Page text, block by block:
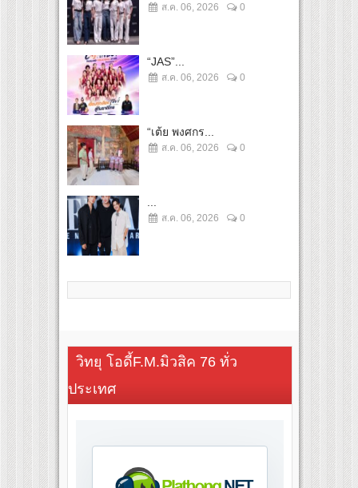
ส.ค. 06, 2026 0
“JAS”...
ส.ค. 06, 2026 0
“เต้ย พงศกร...
ส.ค. 06, 2026 0
...
ส.ค. 06, 2026 0
วิทยุ โอดี้F.M.มิวสิค 76 ทั่ว
ประเทศ